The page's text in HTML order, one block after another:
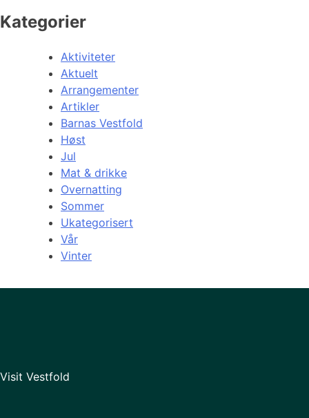
Kategorier
Aktiviteter
Aktuelt
Arrangementer
Artikler
Barnas Vestfold
Høst
Jul
Mat & drikke
Overnatting
Sommer
Ukategorisert
Vår
Vinter
Visit Vestfold